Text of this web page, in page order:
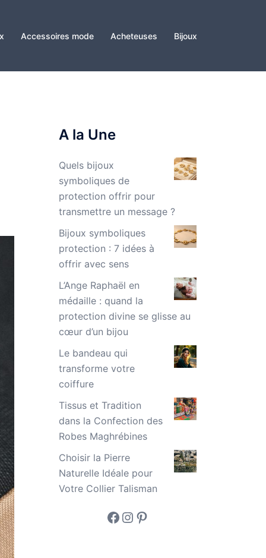
Accessoires mode Acheteuses Bijoux
A la Une
Quels bijoux
symboliques de
protection offrir pour
transmettre un message ?
Bijoux symboliques
protection : 7 idées à
offrir avec sens
L’Ange Raphaël en
médaille : quand la
protection divine se glisse au
cœur d’un bijou
Le bandeau qui
transforme votre
coiffure
Tissus et Tradition
dans la Confection des
Robes Maghrébines
Choisir la Pierre
Naturelle Idéale pour
Votre Collier Talisman
Facebook Instagram Pinterest